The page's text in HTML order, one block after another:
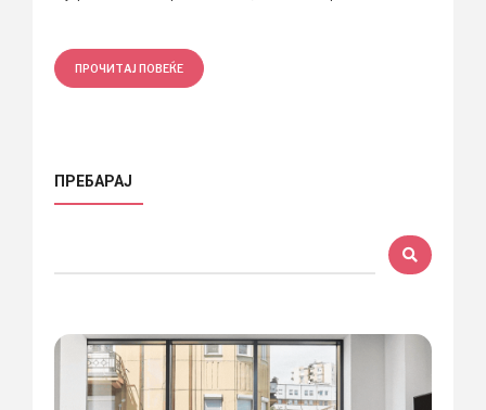
ПРОЧИТАЈ ПОВЕЌЕ
ПРЕБАРАЈ